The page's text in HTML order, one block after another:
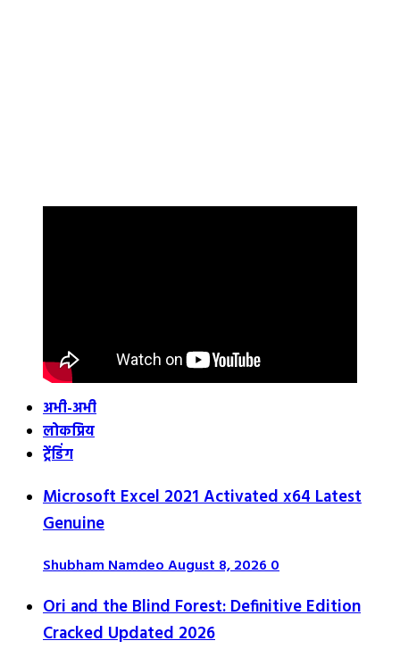
अभी-अभी
लोकप्रिय
ट्रेंडिंग
Microsoft Excel 2021 Activated x64 Latest
Genuine
Shubham NamdeoAugust 8, 20260
Ori and the Blind Forest: Definitive Edition
Cracked Updated 2026